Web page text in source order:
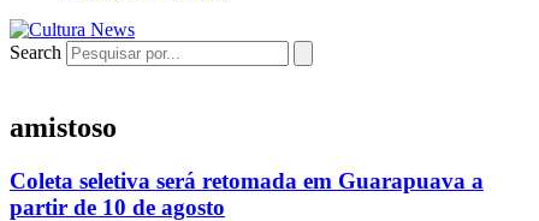
Search
amistoso
Coleta seletiva será retomada em Guarapuava a
partir de 10 de agosto